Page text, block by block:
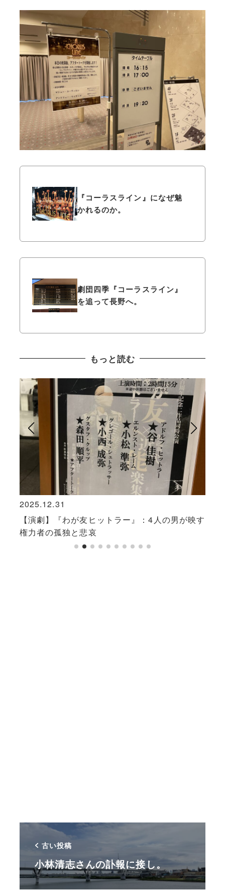
『コーラスライン』になぜ魅
かれるのか。
劇団四季『コーラスライン』
を追って長野へ。
もっと読む
2025.12.31
【演劇】『わが友ヒットラー』：4人の男が映す
権力者の孤独と悲哀
古い投稿
小林清志さんの訃報に接し。